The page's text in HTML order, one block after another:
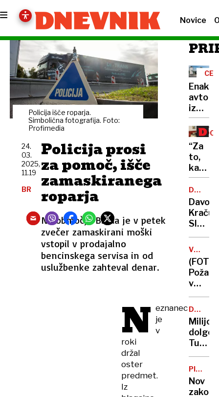
Novice
Policija išče roparja.
Simbolična fotografija. Foto:
Profimedia
Policija prosi
za pomoč, išče
zamaskiranega
roparja
Na območju Bleda je v petek
zvečer zamaskirani moški
vstopil v prodajalno
bencinskega servisa in od
uslužbenke zahteval denar.
24.
03.
2025,
11.19
BR
N eznanec
je
v
roki
držal
oster
predmet.
Iz
Enak
avto
iz
iste
v
Evropi
tudi
trikrat
Kje
tičijo
“Za
to,
kar
bomo
dobili,
bomo
ni
za
stečaj
VZROK
ŠE
NI
ZNAN
(FOTO)
Požar
v
Trzinu:
72-
letnik
skrbel
za
89-
letno
DRUGI
TIR
Turkov
do
PISMO
Nov
zakon